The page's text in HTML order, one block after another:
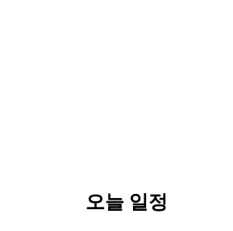
오늘 일정